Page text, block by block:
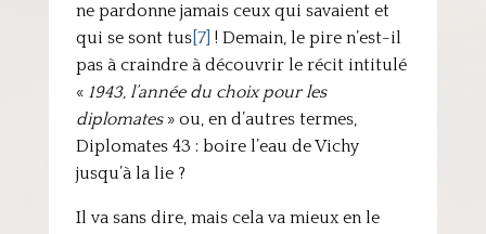
ne pardonne jamais ceux qui savaient et
qui se sont tus[7] ! Demain, le pire n’est-il
pas à craindre à découvrir le récit intitulé
« 1943, l’année du choix pour les
diplomates» ou, en d’autres termes,
Diplomates 43 : boire l’eau de Vichy
jusqu’à la lie ?
Il va sans dire, mais cela va mieux en le